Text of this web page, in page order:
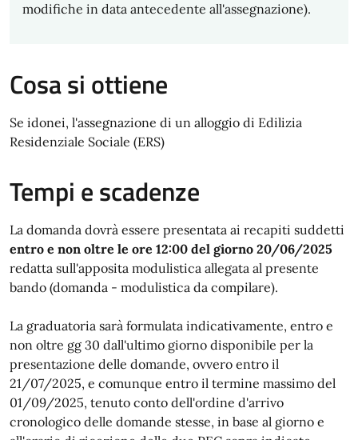
modifiche in data antecedente all'assegnazione).
Cosa si ottiene
Se idonei, l'assegnazione di un alloggio di Edilizia
Residenziale Sociale (ERS)
Tempi e scadenze
La domanda dovrà essere presentata ai recapiti suddetti
entro e non oltre le ore 12:00 del giorno 20/06/2025
redatta sull'apposita modulistica allegata al presente
bando (domanda - modulistica da compilare).
La graduatoria sarà formulata indicativamente, entro e
non oltre gg 30 dall'ultimo giorno disponibile per la
presentazione delle domande, ovvero entro il
21/07/2025, e comunque entro il termine massimo del
01/09/2025, tenuto conto dell'ordine d'arrivo
cronologico delle domande stesse, in base al giorno e